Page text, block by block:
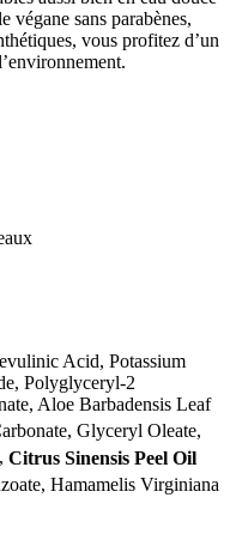
végane sans parabènes,
vous profitez d’un
Acid, Potassium
Polyglyceryl-2
Aloe Barbadensis Leaf
Glyceryl Oleate,
, Citrus Sinensis Peel Oil
Hamamelis Virginiana